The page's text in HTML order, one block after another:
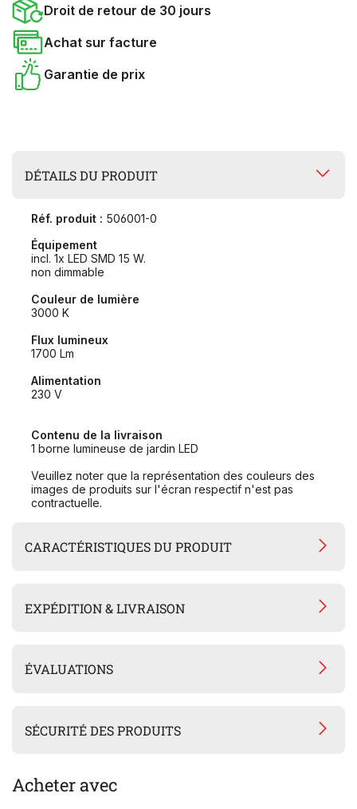
Droit de retour de 30 jours
Achat sur facture
Garantie de prix
DÉTAILS DU PRODUIT
Réf. produit : 506001-0
Équipement
incl. 1x LED SMD 15 W.
non dimmable
Couleur de lumière
3000 K
Flux lumineux
1700 Lm
Alimentation
230 V
Contenu de la livraison
1 borne lumineuse de jardin LED
Veuillez noter que la représentation des couleurs des
images de produits sur l'écran respectif n'est pas
contractuelle.
CARACTÉRISTIQUES DU PRODUIT
EXPÉDITION & LIVRAISON
ÉVALUATIONS
SÉCURITÉ DES PRODUITS
Acheter avec